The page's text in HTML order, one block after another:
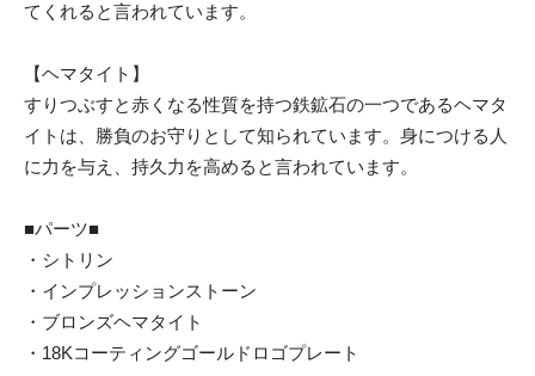
てくれると言われています。
【ヘマタイト】
すりつぶすと赤くなる性質を持つ鉄鉱石の一つであるヘマタ
イトは、勝負のお守りとして知られています。身につける人
に力を与え、持久力を高めると言われています。
■パーツ■
・シトリン
・インプレッションストーン
・ブロンズヘマタイト
・18Kコーティングゴールドロゴプレート